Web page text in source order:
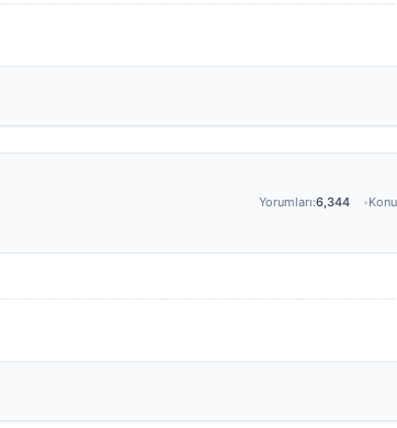
Yorumları:6,344